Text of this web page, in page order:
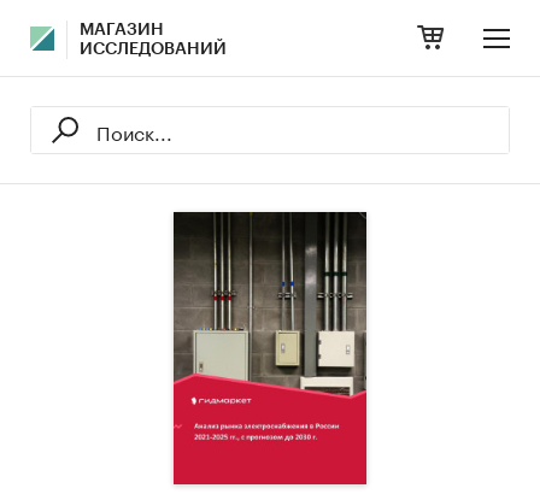
МАГАЗИН
ИССЛЕДОВАНИЙ